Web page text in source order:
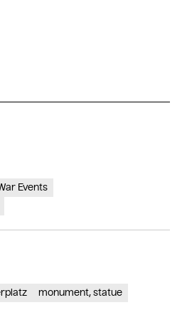
Events
monument, statue